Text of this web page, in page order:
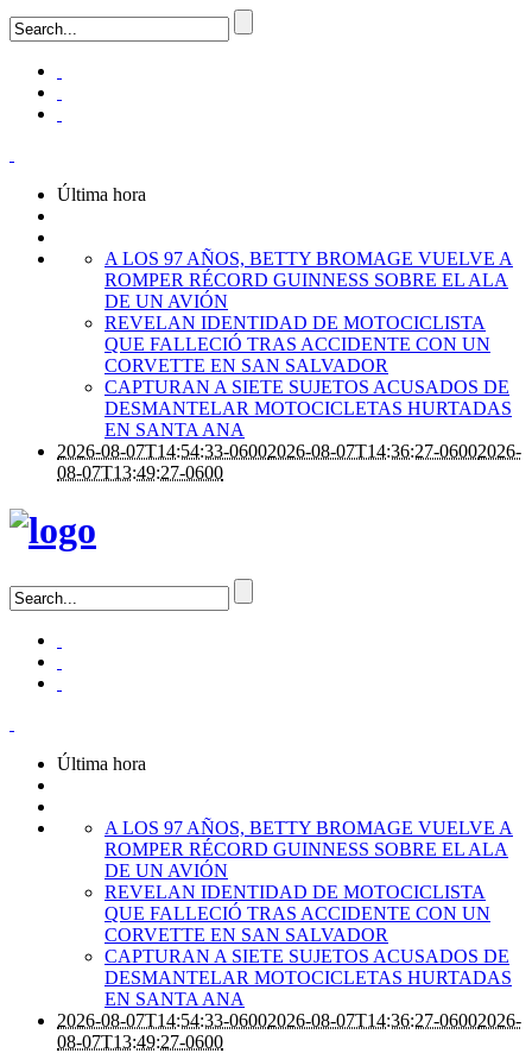
Última hora
A LOS 97 AÑOS, BETTY BROMAGE VUELVE A
ROMPER RÉCORD GUINNESS SOBRE EL ALA
DE UN AVIÓN
REVELAN IDENTIDAD DE MOTOCICLISTA
QUE FALLECIÓ TRAS ACCIDENTE CON UN
CORVETTE EN SAN SALVADOR
CAPTURAN A SIETE SUJETOS ACUSADOS DE
DESMANTELAR MOTOCICLETAS HURTADAS
EN SANTA ANA
2026-08-07T14:54:33-06002026-08-07T14:36:27-06002026-
08-07T13:49:27-0600
Última hora
A LOS 97 AÑOS, BETTY BROMAGE VUELVE A
ROMPER RÉCORD GUINNESS SOBRE EL ALA
DE UN AVIÓN
REVELAN IDENTIDAD DE MOTOCICLISTA
QUE FALLECIÓ TRAS ACCIDENTE CON UN
CORVETTE EN SAN SALVADOR
CAPTURAN A SIETE SUJETOS ACUSADOS DE
DESMANTELAR MOTOCICLETAS HURTADAS
EN SANTA ANA
2026-08-07T14:54:33-06002026-08-07T14:36:27-06002026-
08-07T13:49:27-0600